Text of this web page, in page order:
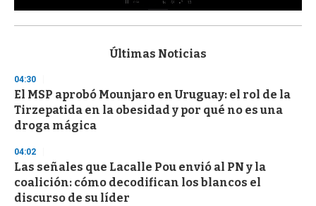
s
d
s
o
f
3
s
e
c
o
n
Últimas Noticias
04:30
El MSP aprobó Mounjaro en Uruguay: el rol de la
Tirzepatida en la obesidad y por qué no es una
droga mágica
04:02
Las señales que Lacalle Pou envió al PN y la
coalición: cómo decodifican los blancos el
discurso de su líder